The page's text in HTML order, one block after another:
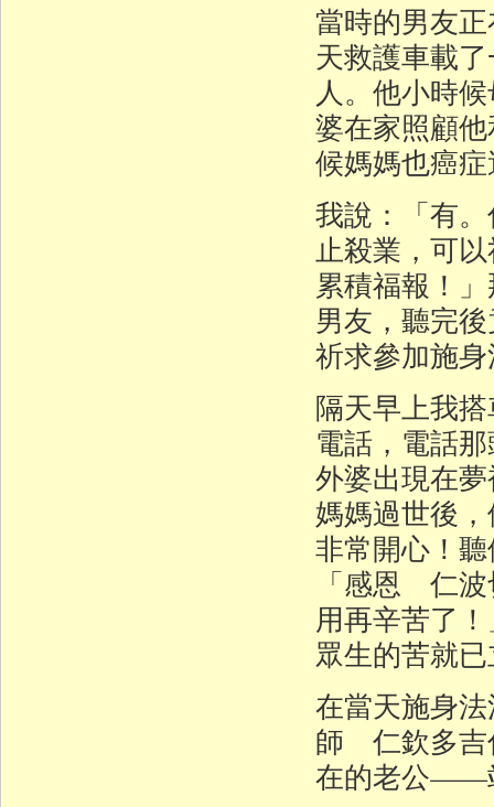
當時的男友
天救護車載
人。他小時
婆在家照顧
候媽媽也癌
我說：「有
止殺業，可
累積福報！
男友，聽完
祈求參加施
隔天早上我
電話，電話
外婆出現在
媽媽過世後
非常開心！
「感恩 仁
用再辛苦了
眾生的苦就
在當天施身
師 仁欽多吉
在的老公——